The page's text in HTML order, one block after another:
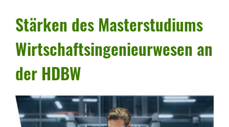
Stärken des Master­stu­diums
Wirt­schafts­in­ge­nieur­wesen an
der HDBW